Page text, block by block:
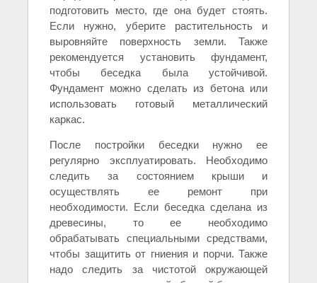
подготовить место, где она будет стоять.
Если нужно, уберите растительность и
выровняйте поверхность земли. Также
рекомендуется установить фундамент,
чтобы беседка была устойчивой.
Фундамент можно сделать из бетона или
использовать готовый металлический
каркас.
После постройки беседки нужно ее
регулярно эксплуатировать. Необходимо
следить за состоянием крыши и
осуществлять ее ремонт при
необходимости. Если беседка сделана из
древесины, то ее необходимо
обрабатывать специальными средствами,
чтобы защитить от гниения и порчи. Также
надо следить за чистотой окружающей